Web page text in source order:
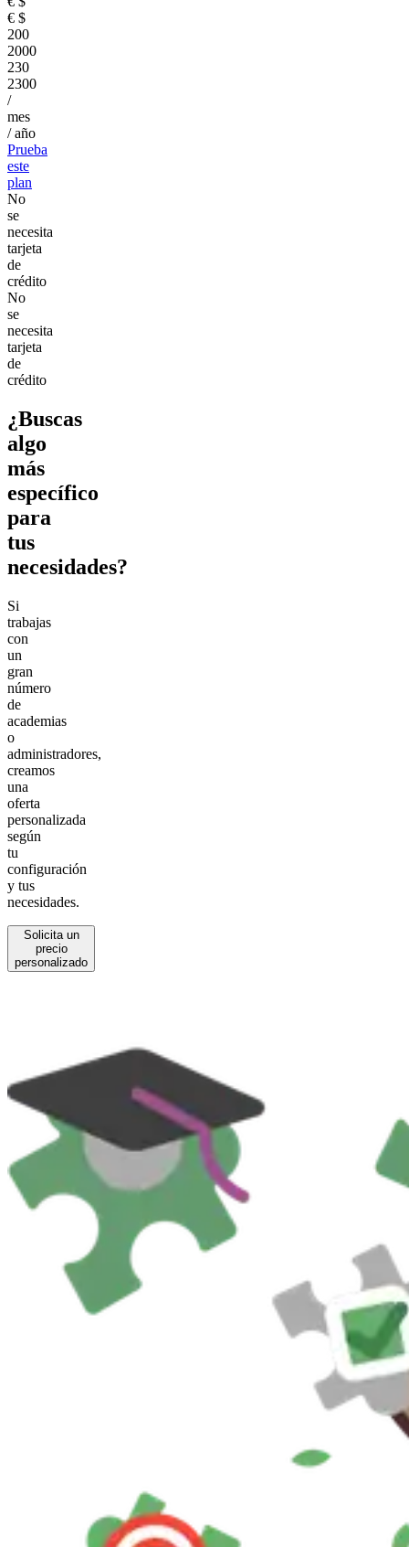
€ $
200
2000
230
2300
/
mes
/ año
Prueba
este
plan
No
se
necesita
tarjeta
de
crédito
No
se
necesita
tarjeta
de
crédito
¿Buscas
algo
más
específico
para
tus
necesidades?
Si
trabajas
con
un
gran
número
de
academias
o
administradores,
creamos
una
oferta
personalizada
según
tu
configuración
y tus
necesidades.
Solicita un
precio
personalizado